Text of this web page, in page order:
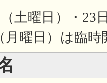
土曜日）・23
月曜日）は臨時